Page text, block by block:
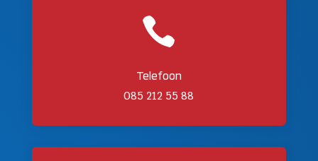

Telefoon
085 212 55 88